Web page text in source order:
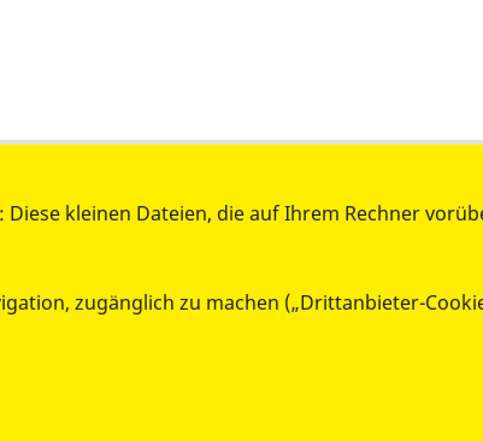
kleinen Dateien, die auf Ihrem Rechner
zugänglich zu machen („Drittanbieter-